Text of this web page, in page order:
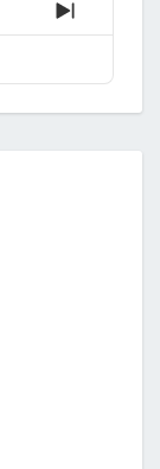
Next
Episode